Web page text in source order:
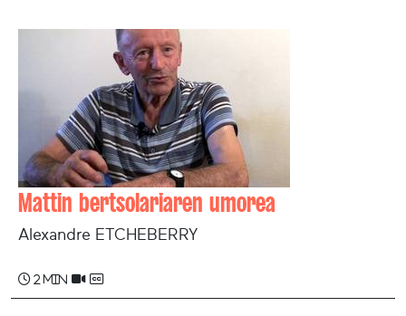
Mattin bertsolariaren umorea
Alexandre ETCHEBERRY
2 min